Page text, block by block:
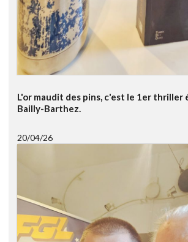
L'or maudit des pins, c'est le 1er thriller
Bailly-Barthez.
20/04/26